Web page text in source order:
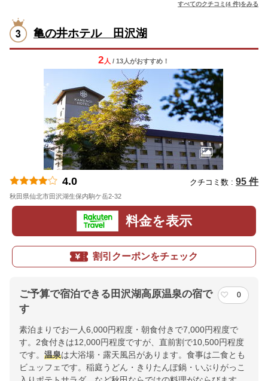
すべてのクチコミ(4 件)をみる
亀の井ホテル 田沢湖
2 人 / 13人がおすすめ！
4.0 クチコミ数 : 95 件
秋田県仙北市田沢湖生保内駒ケ岳2-32
料金を表示
割引クーポンをチェック
ご予算で宿泊できる田沢湖高原温泉の宿で
す
0
素泊まりでお一人6,000円程度・朝食付きで7,000円程度で
す。2食付きは12,000円程度ですが、直前割で10,500円程度
です。 温泉は大浴場・露天風呂があります。食事は二食とも
ビュッフェです。稲庭うどん・きりたんぽ鍋・いぶりがっこ